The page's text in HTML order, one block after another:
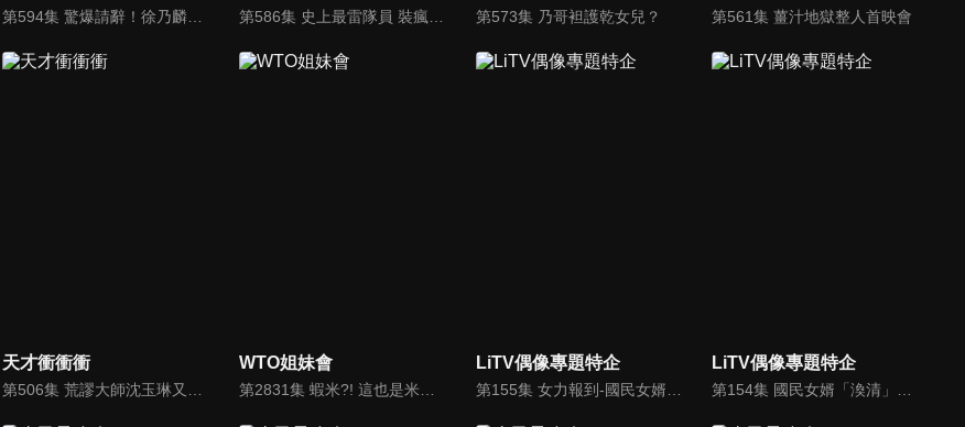
第573集 乃哥袒護乾女兒？ 第561集 薑汁地獄整人首映會
天才衝衝衝 WTO姐妹會 LiTV偶像專題特企 LiTV偶像專題特企